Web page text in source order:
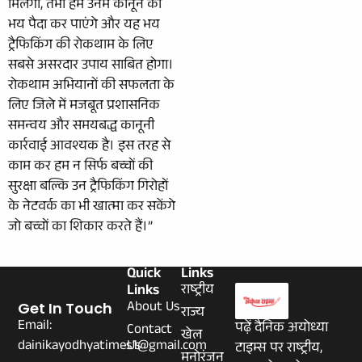
मिलेगी, तभी हम उनमें कानून का
भय पैदा कर पाएंगे और यह भय
ट्रैफिकिंग की रोकथाम के लिए
सबसे असरदार उपाय साबित होगा।
रोकथाम अभियानों की सफलता के
लिए जिले में मजबूत प्रशासनिक
समन्वय और समयबद्ध कानूनी
कार्रवाई आवश्यक है। इस तरह से
काम कर हम न सिर्फ बच्चों की
सुरक्षा बल्कि उन ट्रैफिकिंग गिरोहों
के नेटवर्क का भी खात्मा कर सकेंगे
जो बच्चों का शिकार करते हैं।”
पढ़ें दैनिक अयोध्या
टाइम्स पर राष्ट्रीय,
Links
राष्ट्रीय
राज्य
खेल
Quick
Links
About Us
Contact
Us
Get In Touch
Email:
dainikayodhyatimes1@gmail.com